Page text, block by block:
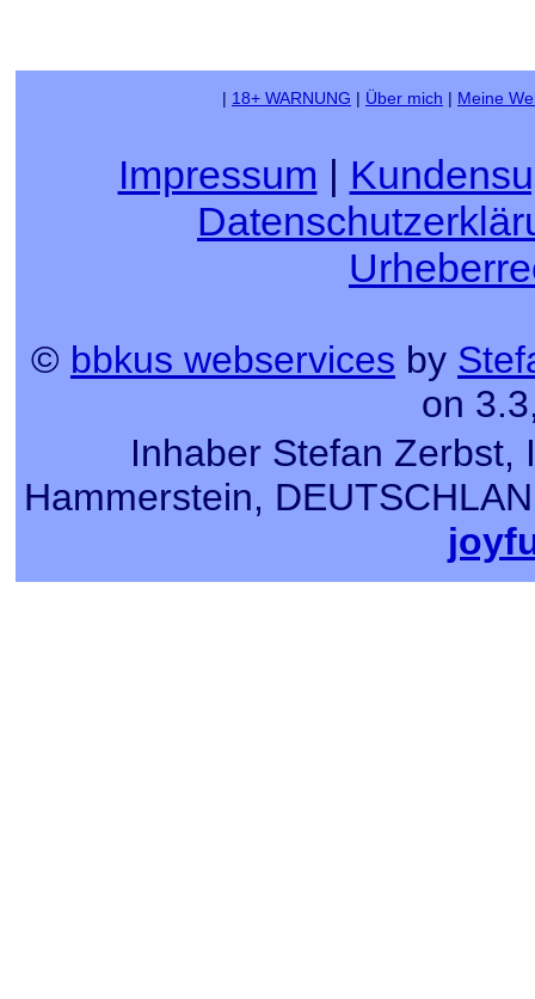
| 18+ WARNUNG | Über mich | Meine
Impressum
© bbkus webservices by
on
Inhaber Stefan Zerbst,
Hammerstein,